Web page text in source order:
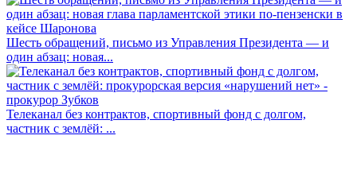
Шесть обращений, письмо из Управления Президента — и
один абзац: новая...
Телеканал без контрактов, спортивный фонд с долгом,
частник с землёй: ...